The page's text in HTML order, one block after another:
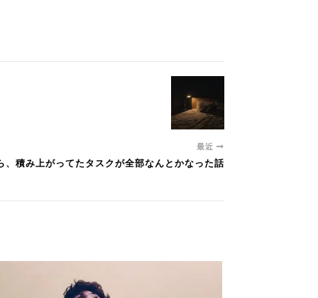
最近
積み上がってたタスクが全部なんとかなった話